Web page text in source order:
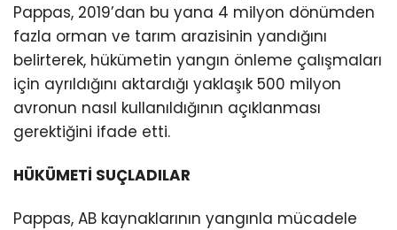
Pappas, 2019’dan bu yana 4 milyon dönümden
fazla orman ve tarım arazisinin yandığını
belirterek, hükümetin yangın önleme çalışmaları
için ayrıldığını aktardığı yaklaşık 500 milyon
avronun nasıl kullanıldığının açıklanması
gerektiğini ifade etti.
HÜKÜMETİ SUÇLADILAR
Pappas, AB kaynaklarının yangınla mücadele